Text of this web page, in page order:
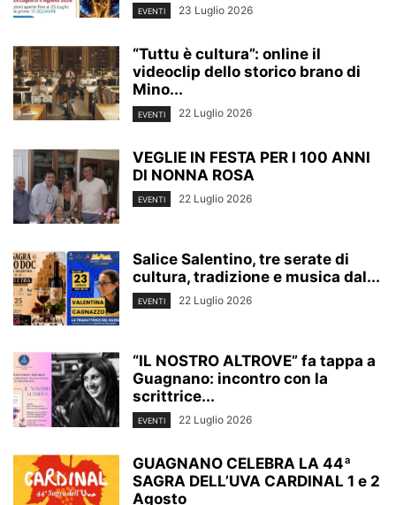
EVENTI 23 Luglio 2026
“Tuttu è cultura”: online il
videoclip dello storico brano di
Mino...
EVENTI 22 Luglio 2026
VEGLIE IN FESTA PER I 100 ANNI
DI NONNA ROSA
EVENTI 22 Luglio 2026
Salice Salentino, tre serate di
cultura, tradizione e musica dal...
EVENTI 22 Luglio 2026
“IL NOSTRO ALTROVE” fa tappa a
Guagnano: incontro con la
scrittrice...
EVENTI 22 Luglio 2026
GUAGNANO CELEBRA LA 44ª
SAGRA DELL’UVA CARDINAL 1 e 2
Agosto